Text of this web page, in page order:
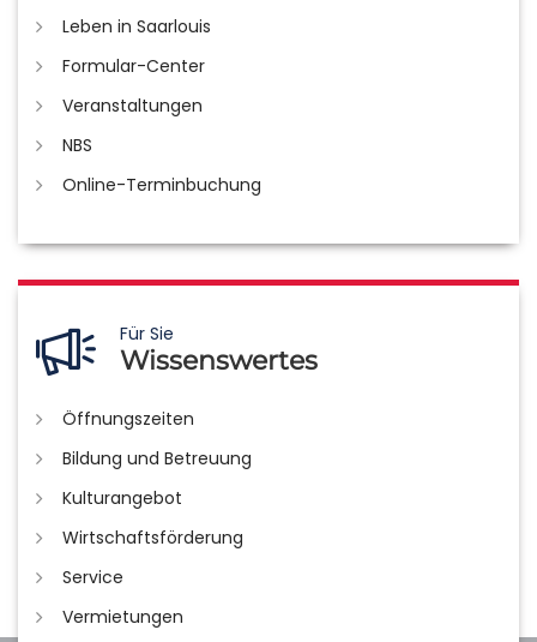
Leben in Saarlouis
Formular-Center
Veranstaltungen
NBS
Online-Terminbuchung
Für Sie
Wissenswertes
Öffnungszeiten
Bildung und Betreuung
Kulturangebot
Wirtschaftsförderung
Service
Vermietungen